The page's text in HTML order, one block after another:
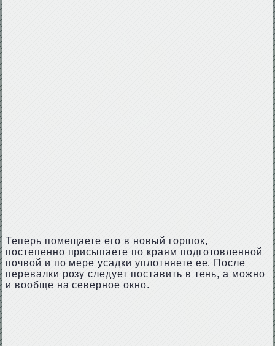
Теперь помещаете его в новый горшок,
постепенно присыпаете по краям подготовленной
почвой и по мере усадки уплотняете ее. После
перевалки розу следует поставить в тень, а можно
и вообще на северное окно.